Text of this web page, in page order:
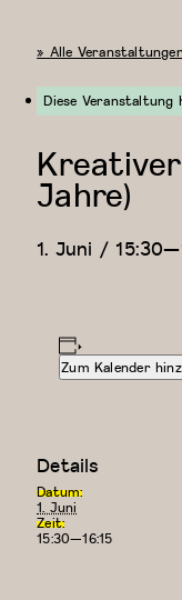
« Alle
Diese
Jahre)
1. Juni / 15:30—
Zum Kalender
Details
Datum:
1. Juni
Zeit:
15:30—16:15